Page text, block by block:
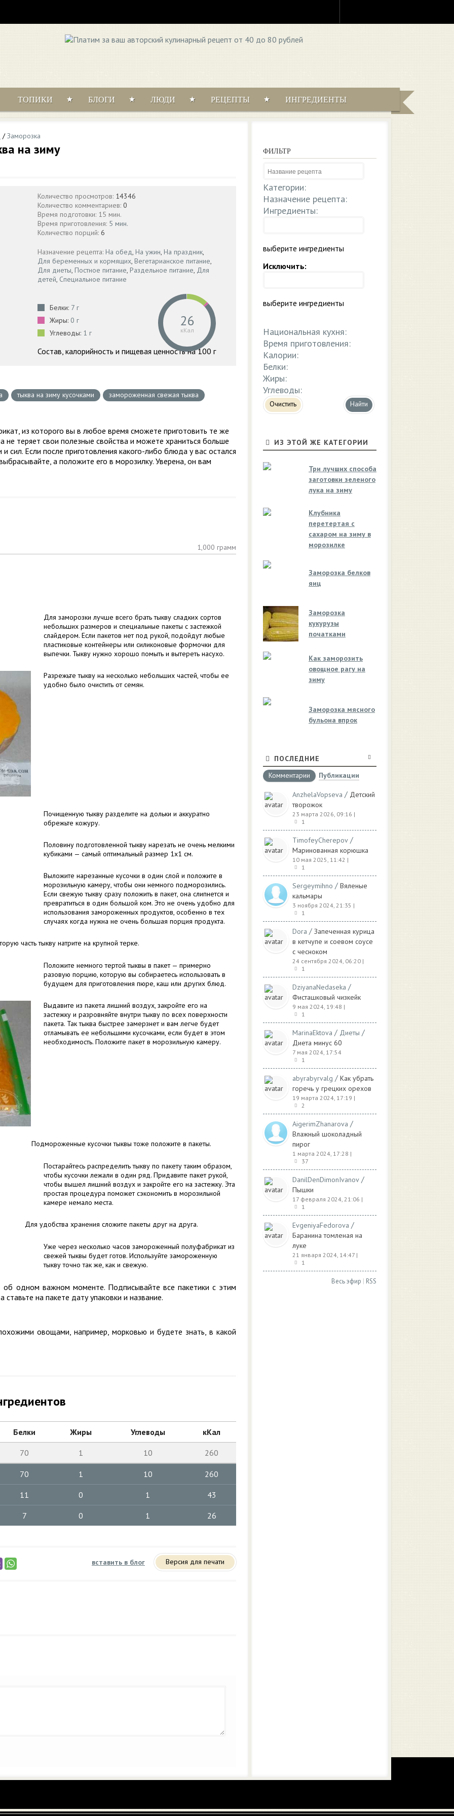
ТОПИКИ БЛОГИ ЛЮДИ РЕЦЕПТЫ ИНГРЕДИЕНТЫ
/Заморозка
на зиму
Количество просмотров: 14346
Количество комментариев: 0
Время подготовки: 15 мин.
Время приготовления: 5 мин.
Количество порций: 6
Назначение рецепта: На обед, На ужин, На праздник,
Для беременных и кормящих, Вегетарианское питание,
Для диеты, Постное питание, Раздельное питание, Для
детей, Специальное питание
Белки: 7 г
Жиры: 0 г
Углеводы: 1 г
26
кКал
Состав, калорийность и пищевая ценность на 100 г
тыква на зиму кусочками замороженная свежая тыква
из которого вы в любое время сможете приготовить те же
теряет свои полезные свойства и можете храниться больше
сил. Если после приготовления какого-либо блюда у вас остался
а положите его в морозилку. Уверена, он вам
1,000 грамм
Для заморозки лучше всего брать тыкву сладких сортов
небольших размеров и специальные пакеты с застежкой
слайдером. Если пакетов нет под рукой, подойдут любые
пластиковые контейнеры или силиконовые формочки для
выпечки. Тыкву нужно хорошо помыть и вытереть насухо.
Разрежьте тыкву на несколько небольших частей, чтобы ее
удобно было очистить от семян.
Почищенную тыкву разделите на дольки и аккуратно
обрежьте кожуру.
Половину подготовленной тыкву нарезать не очень мелкими
кубиками — самый оптимальный размер 1х1 см.
Выложите нарезанные кусочки в один слой и положите в
морозильную камеру, чтобы они немного подморозились.
Если свежую тыкву сразу положить в пакет, она слипнется и
превратиться в один большой ком. Это не очень удобно для
использования замороженных продуктов, особенно в тех
случаях когда нужна не очень большая порция продукта.
часть тыкву натрите на крупной терке.
Положите немного тертой тыквы в пакет — примерно
разовую порцию, которую вы собираетесь использовать в
будущем для приготовления пюре, каш или других блюд.
Выдавите из пакета лишний воздух, закройте его на
застежку и разровняйте внутри тыкву по всех поверхности
пакета. Так тыква быстрее замерзнет и вам легче будет
отламывать ее небольшими кусочками, если будет в этом
необходимость. Положите пакет в морозильную камеру.
Подмороженные кусочки тыквы тоже положите в пакеты.
Постарайтесь распределить тыкву по пакету таким образом,
чтобы кусочки лежали в один ряд. Придавите пакет рукой,
чтобы вышел лишний воздух и закройте его на застежку. Эта
простая процедура поможет сэкономить в морозильной
камере немало места.
Для удобства хранения сложите пакеты друг на друга.
Уже через несколько часов замороженный полуфабрикат из
свежей тыквы будет готов. Используйте замороженную
тыкву точно так же, как и свежую.
одном важном моменте. Подписывайте все пакетики с этим
на пакете дату упаковки и название.
овощами, например, морковью и будете знать, в какой
Белки Жиры Углеводы кКал
70 1 10 260
70 1 10 260
11 0 1 43
7 0 1 26
вставить в блог Версия для печати
ФИЛЬТР
Категории:
Назначение рецепта:
Ингредиенты:
выберите ингредиенты
Исключить:
выберите ингредиенты
Национальная кухня:
Время приготовления:
Калории:
Белки:
Жиры:
Углеводы:
Очистить
ИЗ ЭТОЙ ЖЕ КАТЕГОРИИ
Три лучших способа
заготовки зеленого
лука на зиму
Клубника
перетертая с
сахаром на зиму в
морозилке
Заморозка белков
яиц
Заморозка
кукурузы
початками
Как заморозить
овощное рагу на
зиму
Заморозка мясного
бульона впрок
ПОСЛЕДНИЕ
Комментарии
Публикации
AnzhelaVopseva / Детский
творожок
23 марта 2026, 09:16 |
1
TimofeyCherepov /
Маринованная корюшка
10 мая 2025, 11:42 |
1
Sergeymihno / Вяленые
кальмары
3 ноября 2024, 21:35 |
1
Dora / Запеченная курица
в кетчупе и соевом соусе
с чесноком
24 сентября 2024, 06:20 |
1
DziyanaNedaseka /
Фисташковый чизкейк
9 мая 2024, 19:48 |
1
MarinaEktova / Диеты /
Диета минус 60
7 мая 2024, 17:54
1
abyrabyrvalg / Как убрать
горечь у грецких орехов
19 марта 2024, 17:19 |
2
AigerimZhanarova /
Влажный шоколадный
пирог
1 марта 2024, 17:28 |
37
DanilDenDimonIvanov /
Пышки
17 февраля 2024, 21:06 |
1
EvgeniyaFedorova /
Баранина томленая на
луке
21 января 2024, 14:47 |
1
Весь эфир | RSS